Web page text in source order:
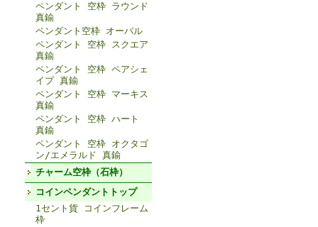
ペンダント 空枠 ラウンド
真鍮
ペンダント空枠 オーバル
ペンダント 空枠 スクエア
真鍮
ペンダント 空枠 ペアシェ
イプ 真鍮
ペンダント 空枠 マーキス
真鍮
ペンダント 空枠 ハート
真鍮
ペンダント 空枠 オクタゴ
ン/エメラルド 真鍮
チャーム空枠（石枠）
コインペンダントトップ
1セント貨 コインフレーム
枠